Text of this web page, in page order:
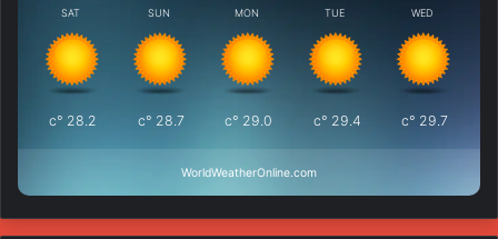
SAT
28.2
°c
SUN
28.7
°c
MON
29.0
°c
TUE
29.4
°c
WED
29.7
°c
WorldWeatherOnline.com